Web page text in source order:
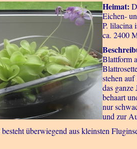
Heimat:
Eichen-
P. lilacina
ca. 2400
Blattform
stehen
das
behaart
nur
und zur
überwiegend aus kleinsten